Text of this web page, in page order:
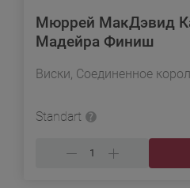
Мюррей МакДэвид
Мадейра Финиш
Виски, Соединенное
Standart